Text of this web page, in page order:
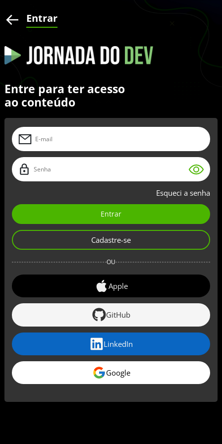
Entrar
Entre para ter acesso
ao conteúdo
Esqueci a senha
Entrar
Cadastre-se
OU
Apple
GitHub
LinkedIn
Google